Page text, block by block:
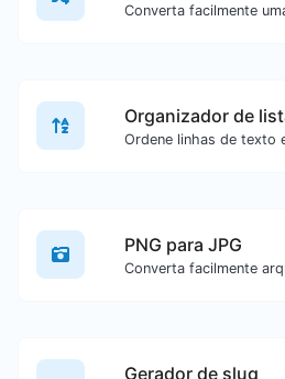
PNG para JPG
Gerador de slug